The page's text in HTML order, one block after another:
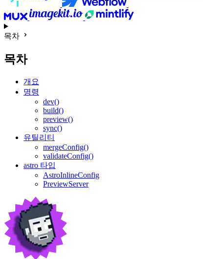
목차
목차
개요
명령
dev()
build()
preview()
sync()
유틸리티
mergeConfig()
validateConfig()
astro 타입
AstroInlineConfig
PreviewServer